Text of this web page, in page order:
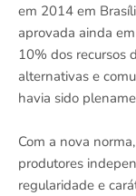
em 2014 em
aprovada ainda
10% dos recursos
alternativas e
havia sido
Com a nova
produtores
regularidade e